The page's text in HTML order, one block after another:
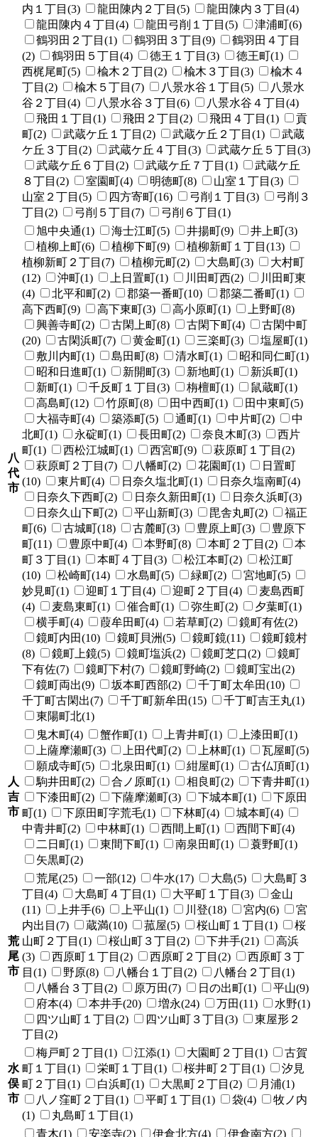
内１丁目(3)
龍田陳内２丁目(5)
龍田陳内３丁目(4)
龍田陳内４丁目(4)
龍田弓削１丁目(5)
津浦町(6)
鶴羽田２丁目(1)
鶴羽田３丁目(9)
鶴羽田４丁目
(2)
鶴羽田５丁目(4) 徳王１丁目(3)
徳王町(1)
西梶尾町(5)
楡木２丁目(2) 楡木３丁目(3)
楡木４
丁目(2)
楡木５丁目(7) 八景水谷１丁目(5)
八景水
谷２丁目(4)
八景水谷３丁目(6)
八景水谷４丁目(4)
飛田１丁目(1)
飛田２丁目(2) 飛田４丁目(1)
貢
町(2)
武蔵ケ丘１丁目(2) 武蔵ケ丘２丁目(1)
武蔵
ケ丘３丁目(2)
武蔵ケ丘４丁目(3)
武蔵ケ丘５丁目(3)
武蔵ケ丘６丁目(2)
武蔵ケ丘７丁目(1)
武蔵ケ丘
８丁目(2)
室園町(4) 明徳町(8)
山室１丁目(3)
山室２丁目(5)
四方寄町(16) 弓削１丁目(3)
弓削３
丁目(2)
弓削５丁目(7) 弓削６丁目(1)
八
代
市
旭中央通(1) 海士江町(5) 井揚町(9)
井上町(3)
植柳上町(6)
植柳下町(9)
植柳新町１丁目(13)
植柳新町２丁目(7)
植柳元町(2) 大島町(3)
大村町
(12)
沖町(1) 上日置町(1) 川田町西(2)
川田町東
(4)
北平和町(2) 郡築一番町(10)
郡築二番町(1)
高下西町(9)
高下東町(3) 高小原町(1)
上野町(8)
興善寺町(2)
古閑上町(8) 古閑下町(4)
古閑中町
(20)
古閑浜町(7) 黄金町(1) 三楽町(3)
塩屋町(1)
敷川内町(1)
島田町(8) 清水町(1)
昭和同仁町(1)
昭和日進町(1)
新開町(3) 新地町(1)
新浜町(1)
新町(1)
千反町１丁目(3) 栴檀町(1)
鼠蔵町(1)
高島町(12)
竹原町(8) 田中西町(1)
田中東町(5)
大福寺町(4)
築添町(5) 通町(1) 中片町(2)
中
北町(1)
永碇町(1) 長田町(2) 奈良木町(3)
西片
町(1)
西松江城町(1) 西宮町(9)
萩原町１丁目(2)
萩原町２丁目(7)
八幡町(2) 花園町(1)
日置町
(10)
東片町(4) 日奈久塩北町(1)
日奈久塩南町(4)
日奈久下西町(2)
日奈久新田町(1)
日奈久浜町(3)
日奈久山下町(2)
平山新町(3) 毘舎丸町(2)
福正
町(6)
古城町(18) 古麓町(3) 豊原上町(3)
豊原下
町(11)
豊原中町(4) 本野町(8) 本町２丁目(2)
本
町３丁目(1)
本町４丁目(3) 松江本町(2)
松江町
(10)
松崎町(14) 水島町(5) 緑町(2)
宮地町(5)
妙見町(1)
迎町１丁目(4) 迎町２丁目(4)
麦島西町
(4)
麦島東町(1) 催合町(1) 弥生町(2)
夕葉町(1)
横手町(4)
葭牟田町(4) 若草町(2)
鏡町有佐(2)
鏡町内田(10)
鏡町貝洲(5) 鏡町鏡(11)
鏡町鏡村
(8)
鏡町上鏡(5) 鏡町塩浜(2) 鏡町芝口(2)
鏡町
下有佐(7)
鏡町下村(7) 鏡町野崎(2)
鏡町宝出(2)
鏡町両出(9)
坂本町西部(2)
千丁町太牟田(10)
千丁町古閑出(7)
千丁町新牟田(15)
千丁町吉王丸(1)
東陽町北(1)
人
吉
市
鬼木町(4) 蟹作町(1) 上青井町(1)
上漆田町(1)
上薩摩瀬町(3)
上田代町(2) 上林町(1)
瓦屋町(5)
願成寺町(5)
北泉田町(1) 紺屋町(1)
古仏頂町(1)
駒井田町(2)
合ノ原町(1) 相良町(2)
下青井町(1)
下漆田町(2)
下薩摩瀬町(3) 下城本町(1)
下原田
町(1)
下原田町字荒毛(1) 下林町(4)
城本町(4)
中青井町(2)
中林町(1) 西間上町(1)
西間下町(4)
二日町(1)
東間下町(1) 南泉田町(1)
蓑野町(1)
矢黒町(2)
荒
尾
市
荒尾(25) 一部(12) 牛水(17) 大島(5)
大島町３
丁目(4)
大島町４丁目(1) 大平町１丁目(3)
金山
(11)
上井手(6) 上平山(1) 川登(18) 宮内(6)
宮
内出目(7)
蔵満(10) 菰屋(5) 桜山町１丁目(1)
桜
山町２丁目(1)
桜山町３丁目(2) 下井手(21)
高浜
(3)
西原町１丁目(2) 西原町２丁目(2)
西原町３丁
目(1)
野原(8) 八幡台１丁目(2)
八幡台２丁目(1)
八幡台３丁目(2)
原万田(7) 日の出町(1)
平山(9)
府本(4)
本井手(20) 増永(24) 万田(11)
水野(1)
四ツ山町１丁目(2)
四ツ山町３丁目(3)
東屋形２
丁目(2)
水
俣
市
梅戸町２丁目(1) 江添(1) 大園町２丁目(1)
古賀
町１丁目(1)
栄町１丁目(1) 桜井町２丁目(1)
汐見
町２丁目(1)
白浜町(1) 大黒町２丁目(2)
月浦(1)
八ノ窪町２丁目(1)
平町１丁目(1) 袋(4)
牧ノ内
(1)
丸島町１丁目(1)
青木(1)
安楽寺(2) 伊倉北方(4) 伊倉南方(2)